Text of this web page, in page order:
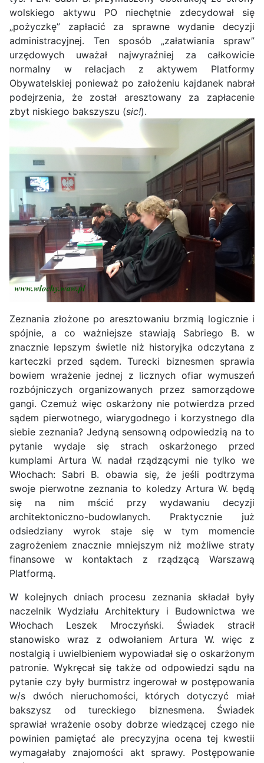
wolskiego aktywu PO niechętnie zdecydował się
„pożyczkę” zapłacić za sprawne wydanie decyzji
administracyjnej. Ten sposób „załatwiania spraw”
urzędowych uważał najwyraźniej za całkowicie
normalny w relacjach z aktywem Platformy
Obywatelskiej ponieważ po założeniu kajdanek nabrał
podejrzenia, że został aresztowany za zapłacenie
zbyt niskiego bakszyszu (sic!).
Zeznania złożone po aresztowaniu brzmią logicznie i
spójnie, a co ważniejsze stawiają Sabriego B. w
znacznie lepszym świetle niż historyjka odczytana z
karteczki przed sądem. Turecki biznesmen sprawia
bowiem wrażenie jednej z licznych ofiar wymuszeń
rozbójniczych organizowanych przez samorządowe
gangi. Czemuż więc oskarżony nie potwierdza przed
sądem pierwotnego, wiarygodnego i korzystnego dla
siebie zeznania? Jedyną sensowną odpowiedzią na to
pytanie wydaje się strach oskarżonego przed
kumplami Artura W. nadał rządzącymi nie tylko we
Włochach: Sabri B. obawia się, że jeśli podtrzyma
swoje pierwotne zeznania to koledzy Artura W. będą
się na nim mścić przy wydawaniu decyzji
architektoniczno-budowlanych. Praktycznie już
odsiedziany wyrok staje się w tym momencie
zagrożeniem znacznie mniejszym niż możliwe straty
finansowe w kontaktach z rządzącą Warszawą
Platformą.
W kolejnych dniach procesu zeznania składał były
naczelnik Wydziału Architektury i Budownictwa we
Włochach Leszek Mroczyński. Świadek stracił
stanowisko wraz z odwołaniem Artura W. więc z
nostalgią i uwielbieniem wypowiadał się o oskarżonym
patronie. Wykręcał się także od odpowiedzi sądu na
pytanie czy były burmistrz ingerował w postępowania
w/s dwóch nieruchomości, których dotyczyć miał
bakszysz od tureckiego biznesmena. Świadek
sprawiał wrażenie osoby dobrze wiedzącej czego nie
powinien pamiętać ale precyzyjna ocena tej kwestii
wymagałaby znajomości akt sprawy. Postępowanie